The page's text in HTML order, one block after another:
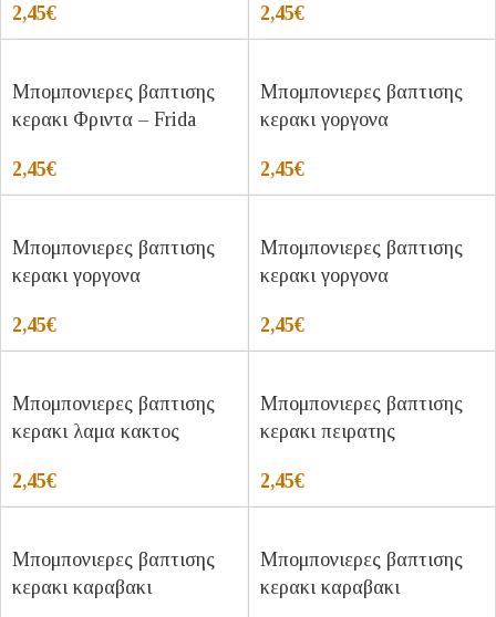
2,45€ 2,45€
Μπομπονιερες βαπτισης
κερακι Φριντα – Frida
2,45€
Μπομπονιερες βαπτισης
κερακι γοργονα
2,45€
Μπομπονιερες βαπτισης
κερακι γοργονα
2,45€
Μπομπονιερες βαπτισης
κερακι γοργονα
2,45€
Μπομπονιερες βαπτισης
κερακι λαμα κακτος
2,45€
Μπομπονιερες βαπτισης
κερακι πειρατης
2,45€
Μπομπονιερες βαπτισης
κερακι καραβακι
Μπομπονιερες βαπτισης
κερακι καραβακι